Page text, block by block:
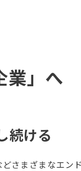
業」へ
続ける
さまざまなエンド